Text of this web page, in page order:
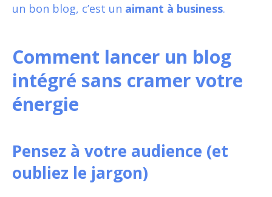
un bon blog, c’est un aimant à business.
Comment lancer un blog
intégré sans cramer votre
énergie
Pensez à votre audience (et
oubliez le jargon)